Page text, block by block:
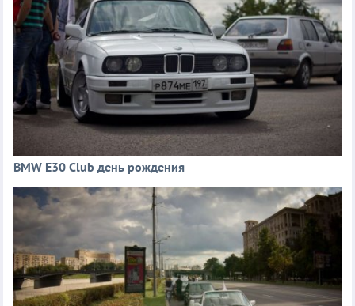
BMW E30 Club день рождения